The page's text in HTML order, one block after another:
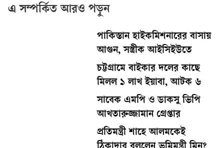
এ সম্পর্কিত আরও পড়ুন
পাকিস্তান হাইকমিশনারের বাসায়
আগুন, সস্ত্রীক আইসিইউতে
চট্টগ্রামে বাইকার দলের কাছে
মিলল ১ লাখ ইয়াবা, আটক ৬
সাবেক এমপি ও ডাকসু ভিপি
আখতারুজ্জামান গ্রেপ্তার
প্রতিমন্ত্রী শাহে আলমকেই